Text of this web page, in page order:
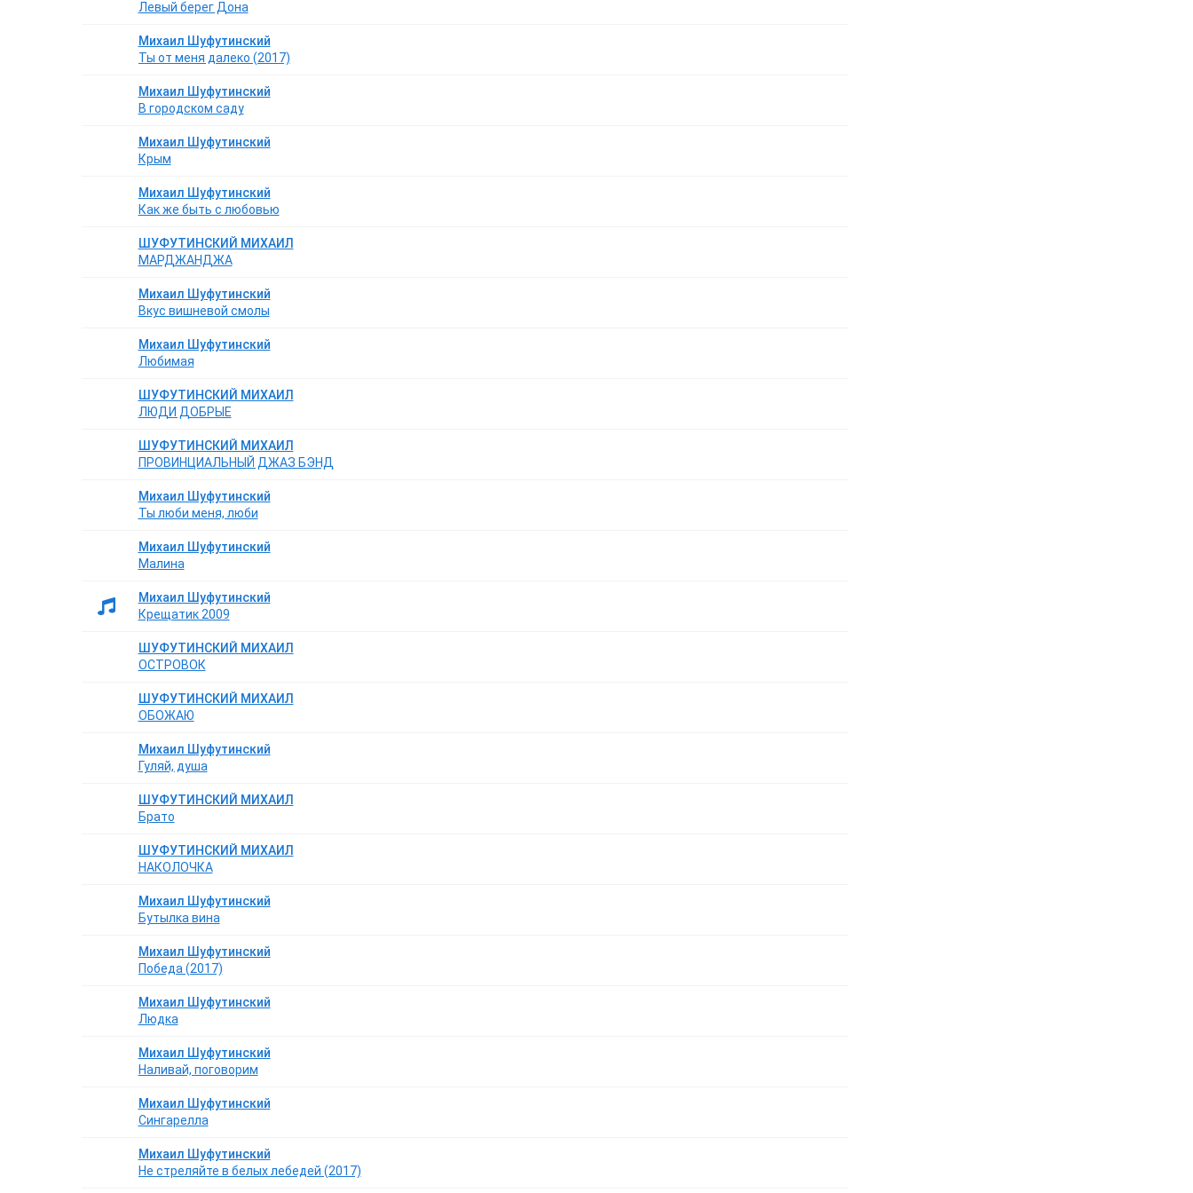
Левый берег Дона
Михаил Шуфутинский
Ты от меня далеко (2017)
Михаил Шуфутинский
В городском саду
Михаил Шуфутинский
Крым
Михаил Шуфутинский
Как же быть с любовью
ШУФУТИНСКИЙ МИХАИЛ
МАРДЖАНДЖА
Михаил Шуфутинский
Вкус вишневой смолы
Михаил Шуфутинский
Любимая
ШУФУТИНСКИЙ МИХАИЛ
ЛЮДИ ДОБРЫЕ
ШУФУТИНСКИЙ МИХАИЛ
ПРОВИНЦИАЛЬНЫЙ ДЖАЗ БЭНД
Михаил Шуфутинский
Ты люби меня, люби
Михаил Шуфутинский
Малина
Михаил Шуфутинский
Крещатик 2009
ШУФУТИНСКИЙ МИХАИЛ
ОСТРОВОК
ШУФУТИНСКИЙ МИХАИЛ
ОБОЖАЮ
Михаил Шуфутинский
Гуляй, душа
ШУФУТИНСКИЙ МИХАИЛ
Брато
ШУФУТИНСКИЙ МИХАИЛ
НАКОЛОЧКА
Михаил Шуфутинский
Бутылка вина
Михаил Шуфутинский
Победа (2017)
Михаил Шуфутинский
Людка
Михаил Шуфутинский
Наливай, поговорим
Михаил Шуфутинский
Сингарелла
Михаил Шуфутинский
Не стреляйте в белых лебедей (2017)